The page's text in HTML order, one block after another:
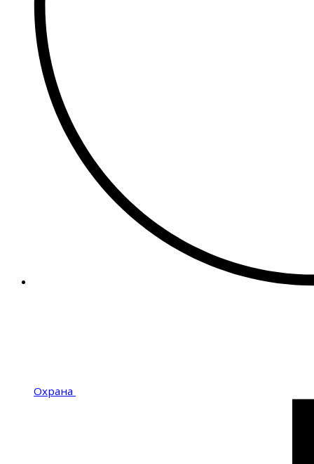
Охрана